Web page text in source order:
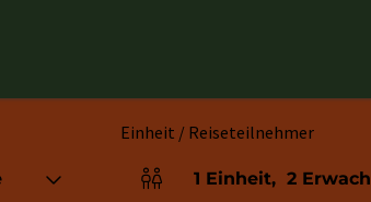
Einheit / Reiseteilnehmer
Einheitenanzahl und
1 Einheit, 2